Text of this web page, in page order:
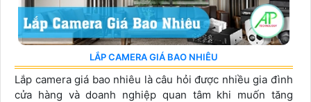
LẮP CAMERA GIÁ BAO NHIÊU
Lắp camera giá bao nhiêu là câu hỏi được nhiều gia đình
cửa hàng và doanh nghiệp quan tâm khi muốn tăng